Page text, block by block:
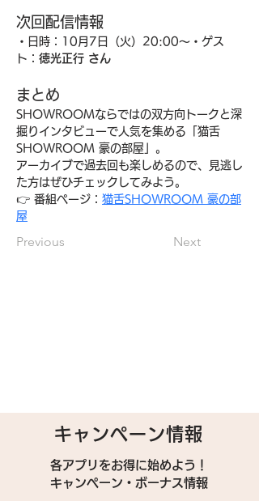
次回配信情報
・日時：10月7日（火）20:00〜・ゲス
ト： 徳光正行 さん
まとめ
SHOWROOMならではの双方向トークと深
掘りインタビューで人気を集める「猫舌
SHOWROOM 豪の部屋」。
アーカイブで過去回も楽しめるので、見逃し
た方はぜひチェックしてみよう。
👉 番組ページ： 猫舌SHOWROOM 豪の部
屋
Previous Next
キャンペーン情報
各アプリをお得に始めよう！
キャンペーン・ボーナス情報